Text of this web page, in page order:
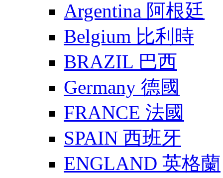
Argentina 阿根廷
Belgium 比利時
BRAZIL 巴西
Germany 德國
FRANCE 法國
SPAIN 西班牙
ENGLAND 英格蘭